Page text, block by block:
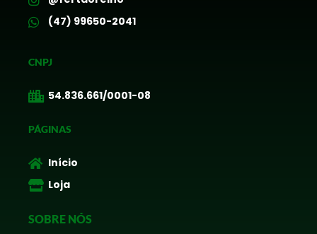
(47) 99650-2041
CNPJ
54.836.661/0001-08
PÁGINAS
Início
Loja
SOBRE NÓS